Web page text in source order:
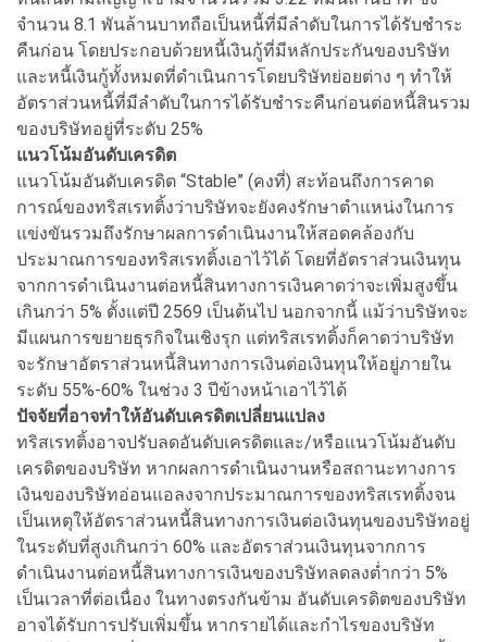
จำนวน 8.1 พันล้านบาทถือเป็นหนี้ที่มีลำดับในการได้รับชำระ
คืนก่อน โดยประกอบด้วยหนี้เงินกู้ที่มีหลักประกันของบริษัท
และหนี้เงินกู้ทั้งหมดที่ดำเนินการโดยบริษัทย่อยต่าง ๆ ทำให้
อัตราส่วนหนี้ที่มีลำดับในการได้รับชำระคืนก่อนต่อหนี้สินรวม
ของบริษัทอยู่ที่ระดับ 25%
แนวโน้มอันดับเครดิต
แนวโน้มอันดับเครดิต “Stable” (คงที่) สะท้อนถึงการคาด
การณ์ของทริสเรทติ้งว่าบริษัทจะยังคงรักษาตำแหน่งในการ
แข่งขันรวมถึงรักษาผลการดำเนินงานให้สอดคล้องกับ
ประมาณการของทริสเรทติ้งเอาไว้ได้ โดยที่อัตราส่วนเงินทุน
จากการดำเนินงานต่อหนี้สินทางการเงินคาดว่าจะเพิ่มสูงขึ้น
เกินกว่า 5% ตั้งแต่ปี 2569 เป็นต้นไป นอกจากนี้ แม้ว่าบริษัทจะ
มีแผนการขยายธุรกิจในเชิงรุก แต่ทริสเรทติ้งก็คาดว่าบริษัท
จะรักษาอัตราส่วนหนี้สินทางการเงินต่อเงินทุนให้อยู่ภายใน
ระดับ 55%-60% ในช่วง 3 ปีข้างหน้าเอาไว้ได้
ปัจจัยที่อาจทำให้อันดับเครดิตเปลี่ยนแปลง
ทริสเรทติ้งอาจปรับลดอันดับเครดิตและ/หรือแนวโน้มอันดับ
เครดิตของบริษัท หากผลการดำเนินงานหรือสถานะทางการ
เงินของบริษัทอ่อนแอลงจากประมาณการของทริสเรทติ้งจน
เป็นเหตุให้อัตราส่วนหนี้สินทางการเงินต่อเงินทุนของบริษัทอยู่
ในระดับที่สูงเกินกว่า 60% และอัตราส่วนเงินทุนจากการ
ดำเนินงานต่อหนี้สินทางการเงินของบริษัทลดลงต่ำกว่า 5%
เป็นเวลาที่ต่อเนื่อง ในทางตรงกันข้าม อันดับเครดิตของบริษัท
อาจได้รับการปรับเพิ่มขึ้น หากรายได้และกำไรของบริษัท